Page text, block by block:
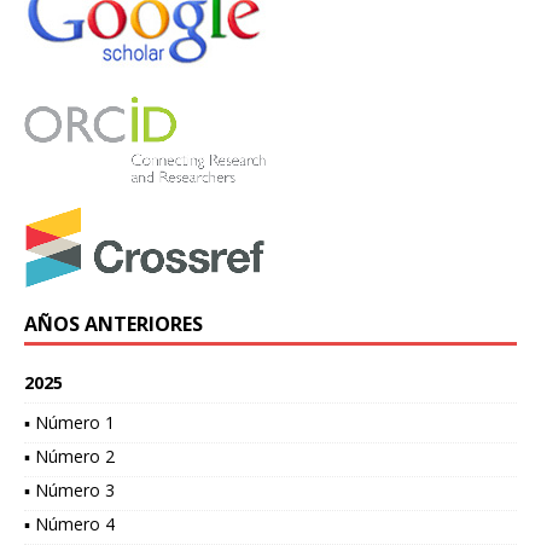
AÑOS ANTERIORES
2025
▪ Número 1
▪ Número 2
▪ Número 3
▪ Número 4